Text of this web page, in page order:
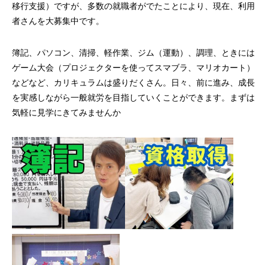
移行支援）ですが、多数の就職者がでたことにより、現在、利用
者さんを大募集中です。
簿記、パソコン、清掃、軽作業、ジム（運動）、調理、ときには
ゲーム大会（プロジェクターを使ってスマブラ、マリオカート）
などなど、カリキュラムは盛りだくさん。日々、前に進み、成長
を実感しながら一般就労を目指していくことができます。まずは
気軽に見学にきてみませんか